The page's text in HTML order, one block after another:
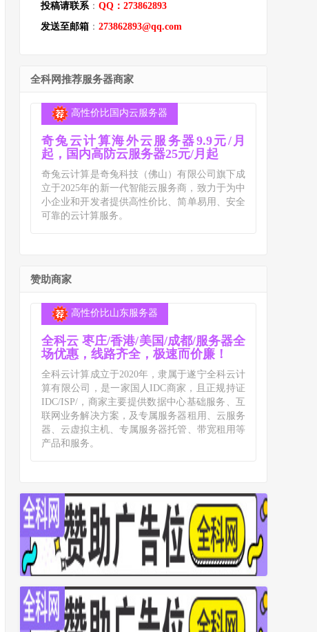
投稿请联系： QQ：273862893
发送至邮箱 ： 273862893@qq.com
全科网推荐服务器商家
高性价比国内云服务器
奇兔云计算海外云服务器9.9元/月
起，国内高防云服务器25元/月起
奇兔云计算是奇兔科技（佛山）有限公司旗下成
立于2025年的新一代智能云服务商，致力于为中
小企业和开发者提供高性价比、简单易用、安全
可靠的云计算服务。
赞助商家
高性价比山东服务器
全科云 枣庄/香港/美国/成都/服务器全
场优惠，线路齐全，极速而价廉！
全科云计算成立于2020年，隶属于遂宁全科云计
算有限公司，是一家国人IDC商家，且正规持证
IDC/ISP/，商家主要提供数据中心基础服务、互
联网业务解决方案，及专属服务器租用、云服务
器、云虚拟主机、专属服务器托管、带宽租用等
产品和服务。